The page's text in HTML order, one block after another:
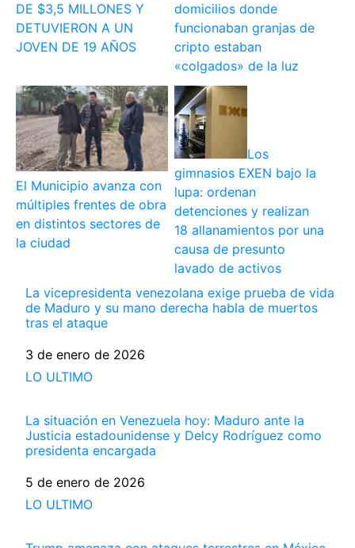
DE $3,5 MILLONES Y
DETUVIERON A UN
JOVEN DE 19 AÑOS
domicilios donde
funcionaban granjas de
cripto estaban
«colgados» de la luz
El Municipio avanza con
múltiples frentes de obra
en distintos sectores de
la ciudad
Los
gimnasios EXEN bajo la
lupa: ordenan
detenciones y realizan
18 allanamientos por una
causa de presunto
lavado de activos
La vicepresidenta venezolana exige prueba de vida
de Maduro y su mano derecha habla de muertos
tras el ataque
Fecha
3 de enero de 2026
Respecto a
LO ULTIMO
La situación en Venezuela hoy: Maduro ante la
Justicia estadounidense y Delcy Rodríguez como
presidenta encargada
Fecha
5 de enero de 2026
Respecto a
LO ULTIMO